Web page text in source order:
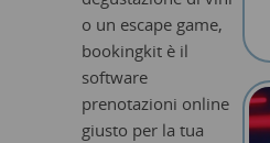
o un escape game,
bookingkit è il
software
prenotazioni online
giusto per la tua